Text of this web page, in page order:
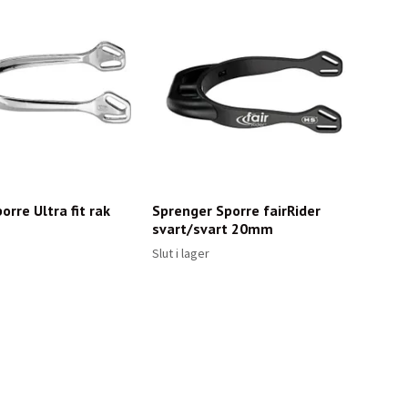
Ultra fit rak
Sprenger Sporre fairRider
svart/svart 20mm
Slut i lager